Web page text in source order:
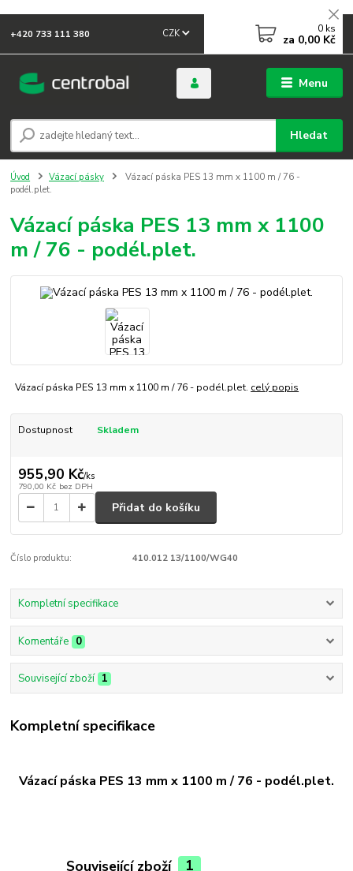
Menu
CZK
Hledat
+420 733 111 380 0 ks
za 0,00 Kč
Úvod Vázací pásky
Vázací páska PES 13 mm x 1100 m / 76 -
podél.plet.
Vázací páska PES 13 mm x 1100
m / 76 - podél.plet.
Vázací páska PES 13 mm x 1100 m / 76 - podél.plet. celý popis
Dostupnost Skladem
955,90 Kč/ks
790,00 Kč bez DPH
Přidat do košíku
Číslo produktu: 410.012 13/1100/WG40
Kompletní specifikace
Komentáře 0
Související zboží 1
Kompletní specifikace
Vázací páska PES 13 mm x 1100 m / 76 - podél.plet.
Související zboží 1